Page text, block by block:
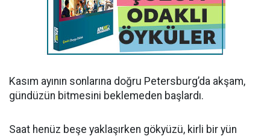
Kasım ayının sonlarına doğru Petersburg’da akşam,
gündüzün bitmesini beklemeden başlardı.
Saat henüz beşe yaklaşırken gökyüzü, kirli bir yün